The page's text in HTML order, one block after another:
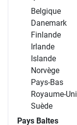
Belgique
Danemark
Finlande
Irlande
Islande
Norvège
Pays-Bas
Royaume-Uni
Suède
Pays Baltes